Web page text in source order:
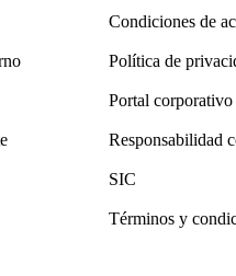
Condiciones de
Política de
Portal corporativo
Responsabilidad
SIC
Términos y